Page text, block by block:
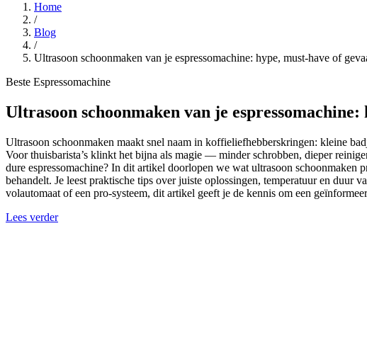
Home
/
Blog
/
Ultrasoon schoonmaken van je espressomachine: hype, must-have of
Beste Espressomachine
Ultrasoon schoonmaken van je
Ultrasoon schoonmaken maakt snel naam in koffieliefhebberskringen: kleine
Voor thuisbarista’s klinkt het bijna als magie — minder schrobben, dieper
dure espressomachine? In dit artikel doorlopen we wat ultrasoon
behandelt. Je leest praktische tips over juiste oplossingen, temperatuur en duur
volautomaat of een pro-systeem, dit artikel geeft je de kennis om een
Lees verder